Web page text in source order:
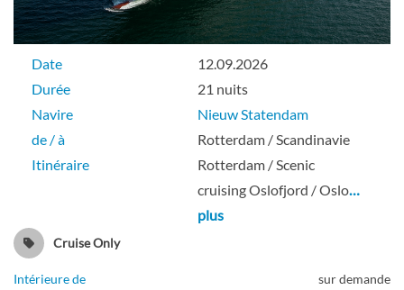
Date
12.09.2026
Durée
21 nuits
Navire
Nieuw Statendam
de / à
Rotterdam / Scandinavie
Itinéraire
Rotterdam / Scenic
cruising Oslofjord / Oslo…
plus
Cruise Only
Intérieure de
sur demande